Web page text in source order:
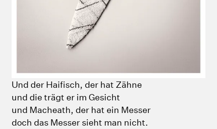
Und der Haifisch, der hat Zähne
und die trägt er im Gesicht
und Macheath, der hat ein Messer
doch das Messer sieht man nicht.